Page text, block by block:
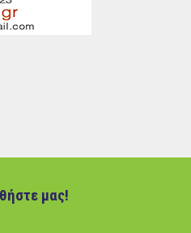
μας!